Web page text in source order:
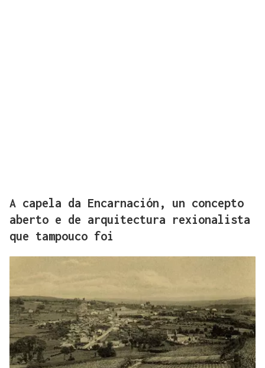
A capela da Encarnación, un concepto
aberto e de arquitectura rexionalista
que tampouco foi